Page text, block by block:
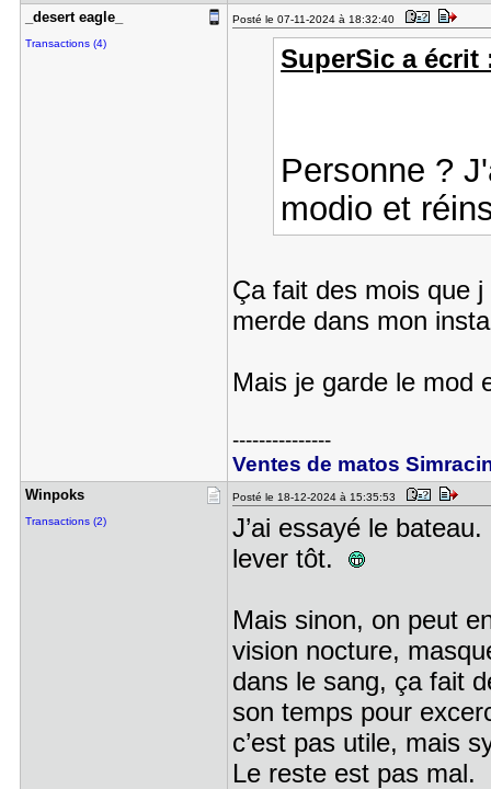
_desert ea​gle_
Transactions (4)
Posté le 07-11-2024 à 18:32:40
SuperSic a écrit
Personne ?
modio et
Ça fait des mois que
merde dans mon
Mais je garde le mod
---------------
Ventes de matos
Winpoks
Transactions (2)
Posté le 18-12-2024 à 15:35:53
J’ai essayé le
lever tôt.
Mais sinon, on peut
vision nocture,
dans le sang, ça fait
son temps pour
c’est pas utile, mais
Le reste est pas mal.